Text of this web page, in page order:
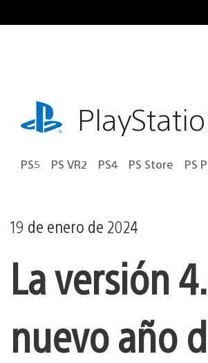
al
playstation.com
PS5 PS VR2 PS4 PS Store PS
19 de enero de 2024
La versión
nuevo año